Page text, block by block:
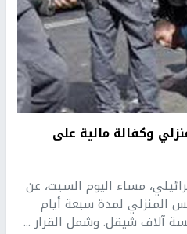
وكفالة مالية على
مساء اليوم السبت، عن
المنزلي لمدة سبعة أيام
آلاف شيقل. وشمل القرار ...